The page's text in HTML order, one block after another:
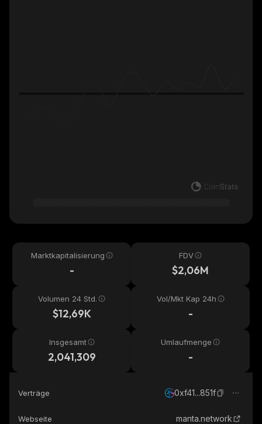
Marktkapitalisierung
-
FDV
$2,06M
Volumen 24 Std.
$12,69K
Vol/Mkt Kap 24h
-
Insgesamt
2,041,309
Umlaufmenge
-
Verträge 0xf41...851f
Webseite manta.network